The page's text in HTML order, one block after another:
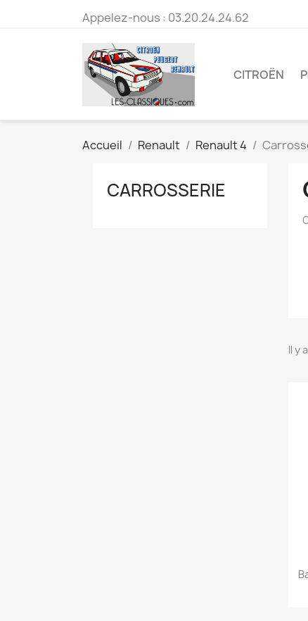
Appelez-nous : 03.20.24.24.62
CITROËN
Accueil Renault Renault 4
CARROSSERIE
Il y